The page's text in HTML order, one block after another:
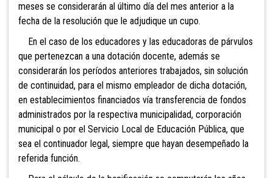
meses se considerarán al último día del mes anterior a la
fecha de la resolución que le adjudique un cupo.
En el caso de los educadores y las educadoras de párvulos
que pertenezcan a una dotación docente, además se
considerarán los períodos anteriores trabajados, sin solución
de continuidad, para el mismo empleador de dicha dotación,
en establecimientos financiados vía transferencia de fondos
administrados por la respectiva municipalidad, corporación
municipal o por el Servicio Local de Educación Pública, que
sea el continuador legal, siempre que hayan desempeñado la
referida función.